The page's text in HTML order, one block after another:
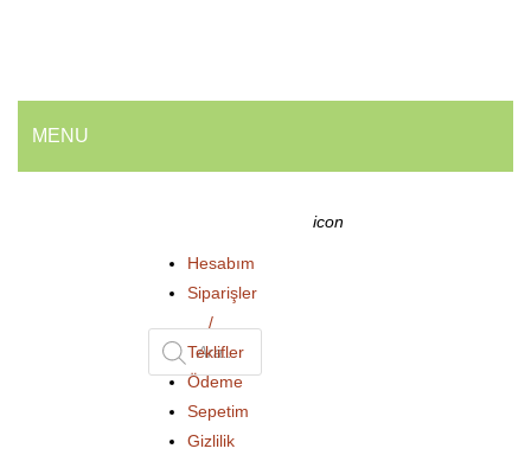
MENU
💰 En İyi Fiyatlarla
Armatür ve Musluk Grubu
Geri Dönüşüm Kovaları
Products
search
icon
Hesabım
Siparişler
/
Teklifler
Ödeme
Sepetim
Gizlilik